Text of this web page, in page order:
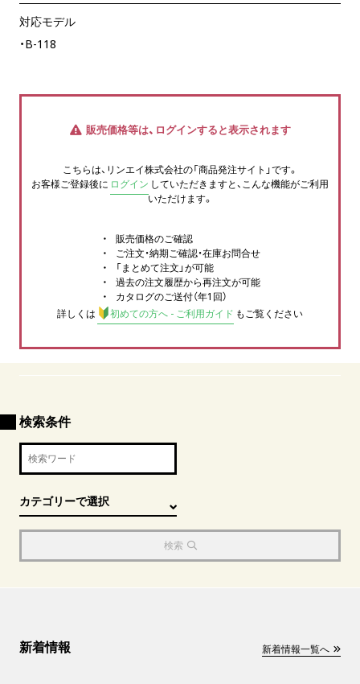
対応モデル
・B-118
販売価格等は、ログインすると表示されます
こちらは、リンエイ株式会社の「商品発注サイト」です。
お客様ご登録後に ログイン していただきますと、こんな機能がご利用
いただけます。
販売価格のご確認
ご注文・納期ご確認・在庫お問合せ
「まとめて注文」が可能
過去の注文履歴から再注文が可能
カタログのご送付（年1回）
詳しくは
初めての方へ - ご利用ガイド もご覧ください
検索条件
検索
新着情報 新着情報一覧へ